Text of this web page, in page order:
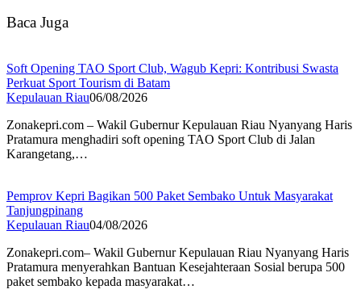
Baca Juga
Soft Opening TAO Sport Club, Wagub Kepri: Kontribusi Swasta
Perkuat Sport Tourism di Batam
Kepulauan Riau06/08/2026
Zonakepri.com – Wakil Gubernur Kepulauan Riau Nyanyang Haris
Pratamura menghadiri soft opening TAO Sport Club di Jalan
Karangetang,…
Pemprov Kepri Bagikan 500 Paket Sembako Untuk Masyarakat
Tanjungpinang
Kepulauan Riau04/08/2026
Zonakepri.com– Wakil Gubernur Kepulauan Riau Nyanyang Haris
Pratamura menyerahkan Bantuan Kesejahteraan Sosial berupa 500
paket sembako kepada masyarakat…